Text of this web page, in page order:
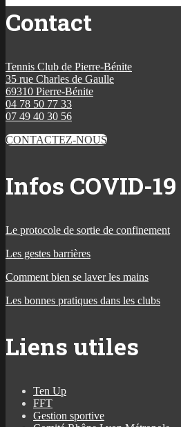
Contact
Tennis Club de Pierre-Bénite
35 rue Charles de Gaulle
69310 Pierre-Bénite
04 78 50 77 33
07 49 40 30 56
CONTACTEZ-NOUS
Infos COVID-19
Le protocole de sortie de confinement
Les gestes barrières
Comment bien se laver les mains
Les bonnes pratiques dans les clubs
Liens utiles
Ten Up
FFT
Gestion sportive